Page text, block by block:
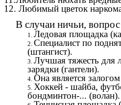
12. Любимый цветок
В случаи ничьи,
Ледовая площадка
Специалист по
(штангист).
Лучшая тяжесть для
зарядки (гантели).
Она является
Хоккей - шайба,
бондминтон-... (волан).